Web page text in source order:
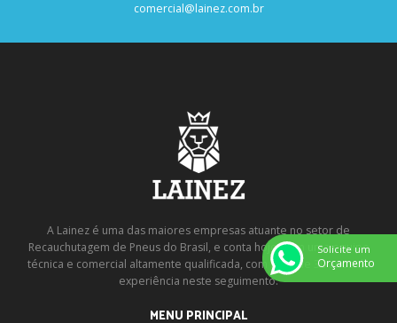
comercial@lainez.com.br
A Lainez é uma das maiores empresas atuante no setor de
Recauchutagem de Pneus do Brasil, e conta hoje, com uma equipe
técnica e comercial altamente qualificada, com mais de 30 anos de
experiência neste seguimento.
MENU PRINCIPAL
Solicite um
Orçamento